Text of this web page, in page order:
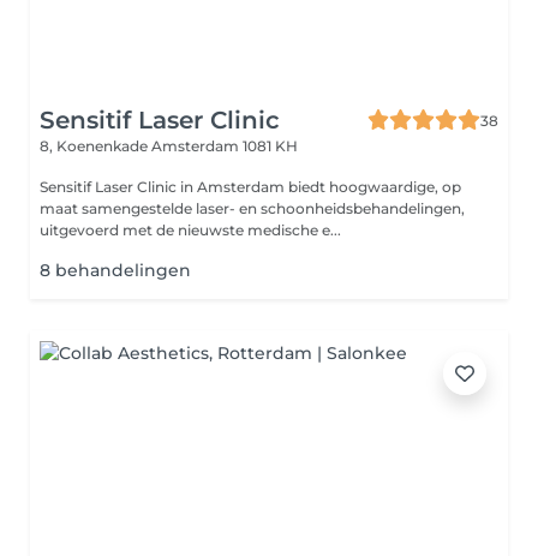
Sensitif Laser Clinic
38
8, Koenenkade Amsterdam 1081 KH
Sensitif Laser Clinic in Amsterdam biedt hoogwaardige, op
maat samengestelde laser- en schoonheidsbehandelingen,
uitgevoerd met de nieuwste medische e...
8 behandelingen